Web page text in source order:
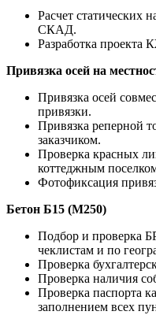
Расчет статических
СКАД.
Разработка проекта
Привязка осей на
Привязка осей
привязки.
Привязка реперной
заказчиком.
Проверка красных
коттеджным
Фотофиксация
Бетон Б15 (М250)
Подбор и проверка
чеклистам и по
Проверка
Проверка наличия
Проверка паспорта
заполнением всех